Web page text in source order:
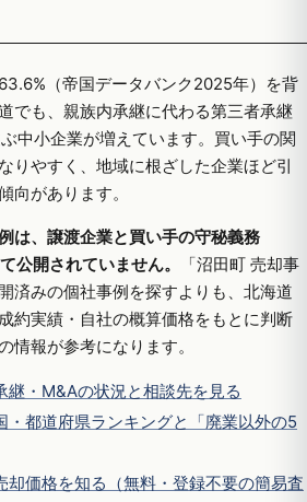
（帝国データバンク2025年）を背
でも、親族内承継に代わる第三者承継
中小企業が増えています。買い手の関
りやすく、地域に根ざした企業ほど引
向があります。
は、譲渡企業と買い手の守秘義務
公開されていません。
「沼田町 売却事
済みの個社事例を探すよりも、北海道
約実績・自社の概算価格をもとに判断
情報が参考になります。
継・M&Aの状況と相談先を見る
・都道府県ランキングと「廃業以外の5
却価格を知る（無料・登録不要の簡易査